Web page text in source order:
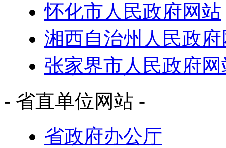
怀化市人民政府网站
湘西自治州人民政
张家界市人民政府网
- 省直单位网站 -
省政府办公厅